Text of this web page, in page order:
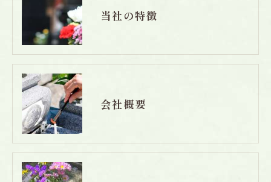
当社の特徴
会社概要